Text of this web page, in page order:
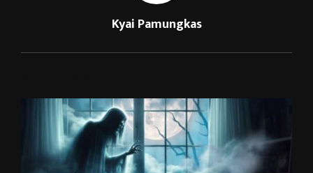
Kyai Pamungkas